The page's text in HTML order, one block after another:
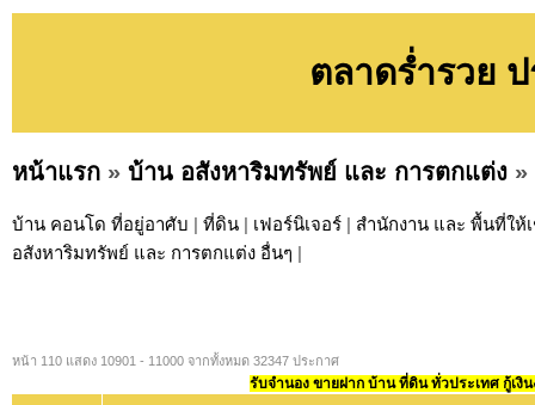
ตลาดร่ำรวย
หน้าแรก » บ้าน อสังหาริมทรัพย์ และ การตกแต่ง »
บ้าน คอนโด ที่อยู่อาศับ | ที่ดิน | เฟอร์นิเจอร์ | สำนักงาน และ พื้นที่ให้
อสังหาริมทรัพย์ และ การตกแต่ง อื่นๆ |
หน้า 110 แสดง 10901 - 11000 จากทั้งหมด 32347 ประกาศ
รับจำนอง ขายฝาก บ้าน ที่ดิน ทั่วประเทศ กู้เงิ